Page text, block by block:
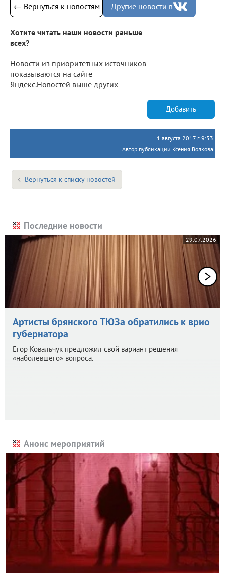
← Вернуться к новостям Другие новости в
Хотите читать наши новости раньше
всех?
Новости из приоритетных источников
показываются на сайте
Яндекс.Новостей выше других
Добавить
1 августа 2017 г. 9:53
Автор публикации Ксения Волкова
Вернуться к списку новостей
Последние новости
29.07.2026
Артисты брянского ТЮЗа обратились к врио
губернатора
Егор Ковальчук предложил свой вариант решения
«наболевшего» вопроса.
Анонс мероприятий